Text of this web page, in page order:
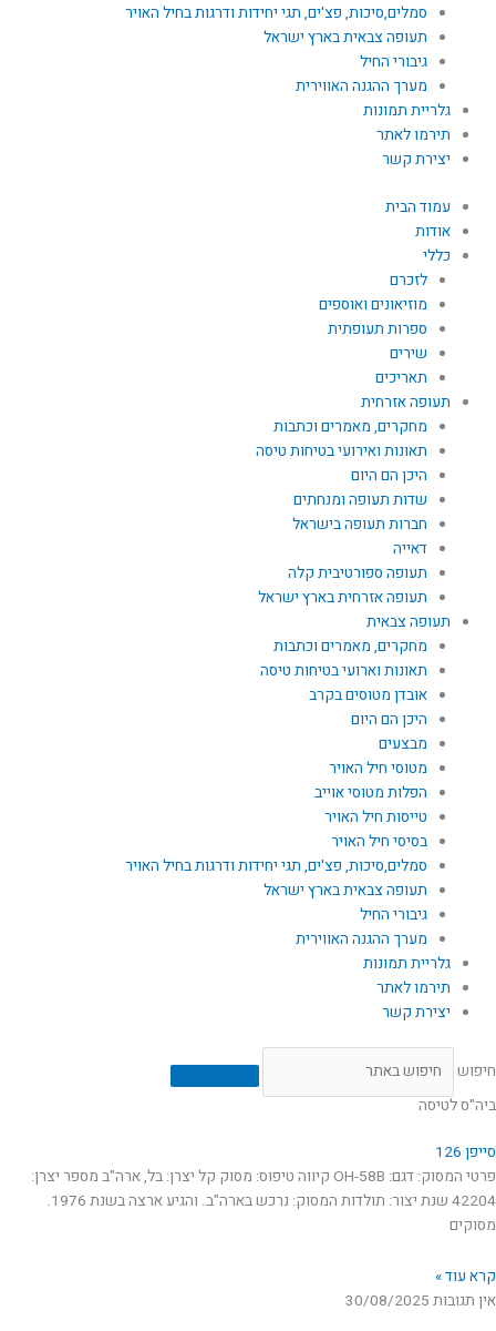
סמלים,סיכות, פצ'ים, תגי יחידות ודרגות בחיל האויר
תעופה צבאית בארץ ישראל
גיבורי החיל
מערך ההגנה האווירית
גלריית תמונות
תירמו לאתר
יצירת קשר
עמוד הבית
אודות
כללי
לזכרם
מוזיאונים ואוספים
ספרות תעופתית
שירים
תאריכים
תעופה אזרחית
מחקרים, מאמרים וכתבות
תאונות ואירועי בטיחות טיסה
היכן הם היום
שדות תעופה ומנחתים
חברות תעופה בישראל
דאייה
תעופה ספורטיבית קלה
תעופה אזרחית בארץ ישראל
תעופה צבאית
מחקרים, מאמרים וכתבות
תאונות וארועי בטיחות טיסה
אובדן מטוסים בקרב
היכן הם היום
מבצעים
מטוסי חיל האויר
הפלות מטוסי אוייב
טייסות חיל האויר
בסיסי חיל האויר
סמלים,סיכות, פצ'ים, תגי יחידות ודרגות בחיל האויר
תעופה צבאית בארץ ישראל
גיבורי החיל
מערך ההגנה האווירית
גלריית תמונות
תירמו לאתר
יצירת קשר
חיפוש
ביה"ס לטיסה
סייפן 126
פרטי המסוק: דגם: OH-58B קיווה טיפוס: מסוק קל יצרן: בל, ארה"ב מספר יצרן:
42204 שנת יצור: תולדות המסוק: נרכש בארה"ב. והגיע ארצה בשנת 1976.
מסוקים
קרא עוד »
אין תגובות 30/08/2025